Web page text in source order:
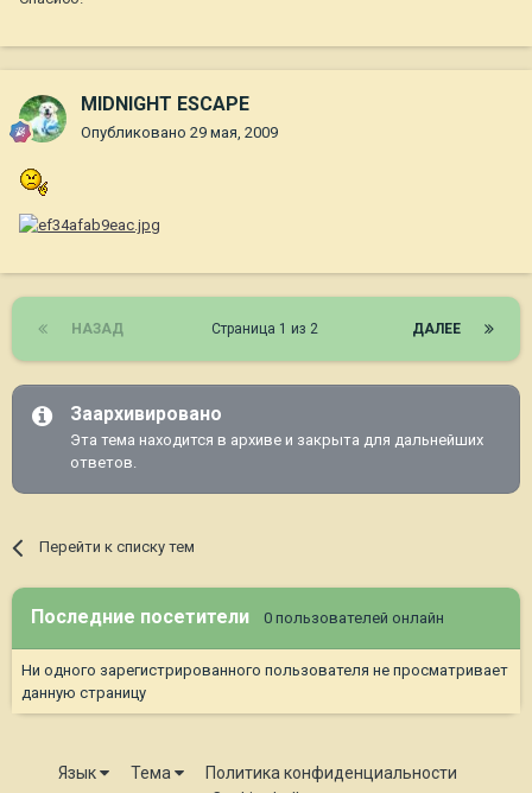
MIDNIGHT ESCAPE
Опубликовано 29 мая, 2009
НАЗАД ДАЛЕЕ
Страница 1 из 2
Заархивировано
Эта тема находится в архиве и закрыта для дальнейших
ответов.
Перейти к списку тем
Последние посетители 0 пользователей онлайн
Ни одного зарегистрированного пользователя не просматривает
данную страницу
Язык Тема
Политика конфиденциальности